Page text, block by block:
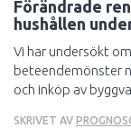
Förändrade
hushållen
Vi har undersökt
beteendemönster
och inköp av
större del av
SKRIVET AV